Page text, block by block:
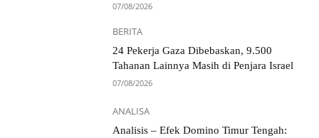
07/08/2026
BERITA
24 Pekerja Gaza Dibebaskan, 9.500
Tahanan Lainnya Masih di Penjara Israel
07/08/2026
ANALISA
Analisis – Efek Domino Timur Tengah: